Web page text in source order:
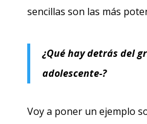
sencillas son las más
¿Qué hay detrás del
adolescente-?
Voy a poner un ejemplo